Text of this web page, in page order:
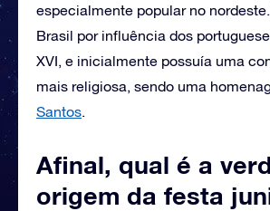
especialmente popular no
Brasil por influência dos
XVI, e inicialmente possuía uma
mais religiosa, sendo uma
Santos.
Afinal, qual é a
origem da festa